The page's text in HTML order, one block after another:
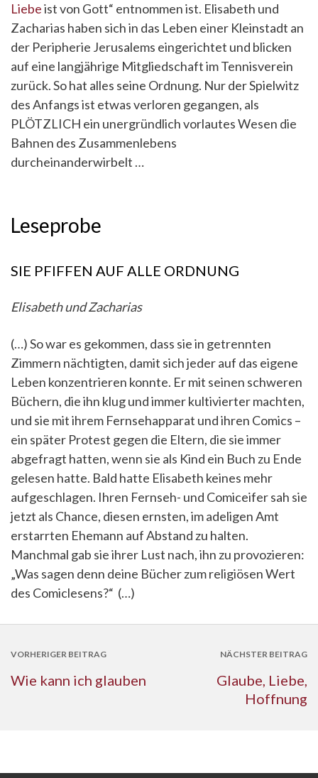
Liebeist von Gott“ entnommen ist. Elisabeth und
Zacharias haben sich in das Leben einer Kleinstadt an
der Peripherie Jerusalems eingerichtet und blicken
auf eine langjährige Mitgliedschaft im Tennisverein
zurück. So hat alles seine Ordnung. Nur der Spielwitz
des Anfangs ist etwas verloren gegangen, als
PLÖTZLICH ein unergründlich vorlautes Wesen die
Bahnen des Zusammenlebens
durcheinanderwirbelt …
Leseprobe
SIE PFIFFEN AUF ALLE ORDNUNG
Elisabeth und Zacharias
(…) So war es gekommen, dass sie in getrennten
Zimmern nächtigten, damit sich jeder auf das eigene
Leben konzentrieren konnte. Er mit seinen schweren
Büchern, die ihn klug und immer kultivierter machten,
und sie mit ihrem Fernsehapparat und ihren Comics –
ein später Protest gegen die Eltern, die sie immer
abgefragt hatten, wenn sie als Kind ein Buch zu Ende
gelesen hatte. Bald hatte Elisabeth keines mehr
aufgeschlagen. Ihren Fernseh- und Comiceifer sah sie
jetzt als Chance, diesen ernsten, im adeligen Amt
erstarrten Ehemann auf Abstand zu halten.
Manchmal gab sie ihrer Lust nach, ihn zu provozieren:
„Was sagen denn deine Bücher zum religiösen Wert
des Comiclesens?“ (…)
VORHERIGER BEITRAG
Wie kann ich glauben
NÄCHSTER BEITRAG
Glaube, Liebe,
Hoffnung